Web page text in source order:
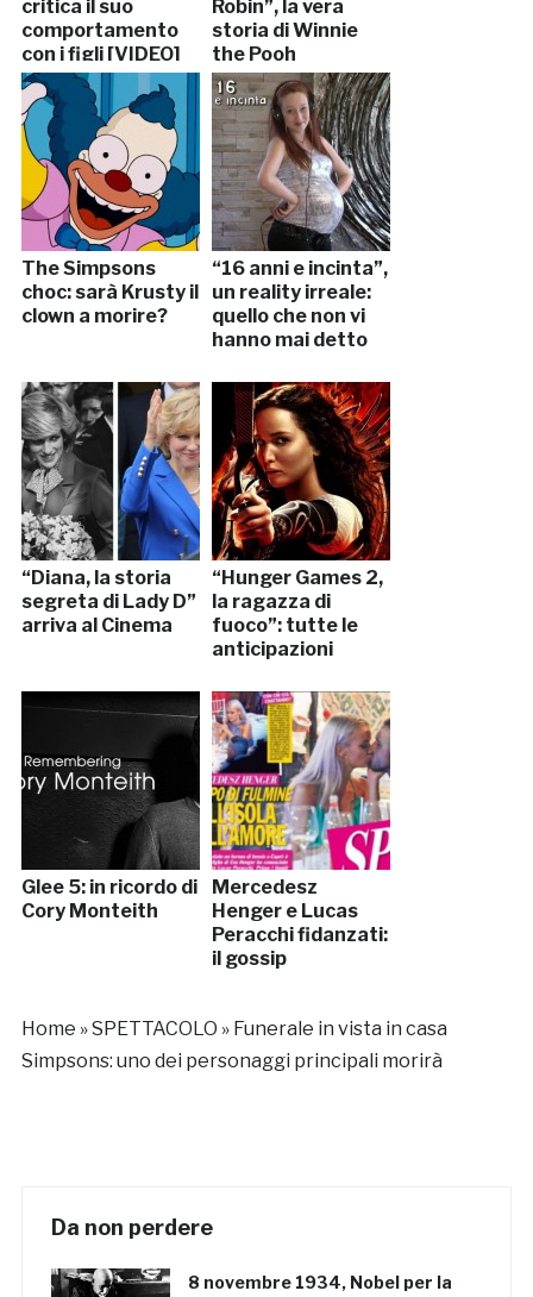
critica il suo
comportamento
con i figli [VIDEO]
Robin”, la vera
storia di Winnie
the Pooh
The Simpsons
choc: sarà Krusty il
clown a morire?
“16 anni e incinta”,
un reality irreale:
quello che non vi
hanno mai detto
“Diana, la storia
segreta di Lady D”
arriva al Cinema
“Hunger Games 2,
la ragazza di
fuoco”: tutte le
anticipazioni
Glee 5: in ricordo di
Cory Monteith
Mercedesz
Henger e Lucas
Peracchi fidanzati:
il gossip
Home »SPETTACOLO » Funerale in vista in casa
Simpsons: uno dei personaggi principali morirà
Da non perdere
8 novembre 1934, Nobel per la